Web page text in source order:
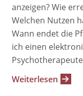
anzeigen? Wie
Welchen Nutzen
Wann endet die
ich einen
Weiterlesen